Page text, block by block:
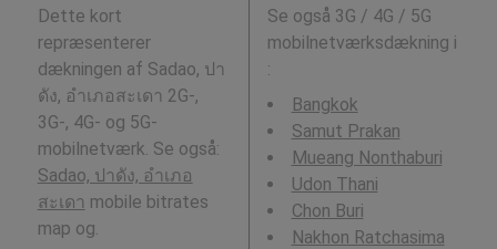
Dette kort
repræsenterer
dækningen af Sadao, ปา
ดัง, อำเภอสะเดา 2G-,
3G-, 4G- og 5G-
mobilnetværk. Se også:
Sadao, ปาดัง, อำเภอ
สะเดา mobile bitrates
map og.
Se også 3G / 4G / 5G
mobilnetværksdækning i
:
Bangkok
Samut Prakan
Mueang Nonthaburi
Udon Thani
Chon Buri
Nakhon Ratchasima